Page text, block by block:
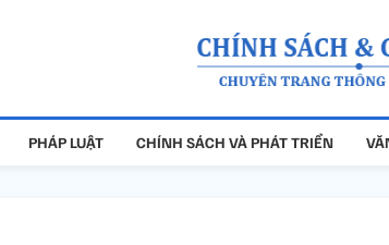
PHÁP LUẬT CHÍNH SÁCH VÀ PHÁT TRIỂN